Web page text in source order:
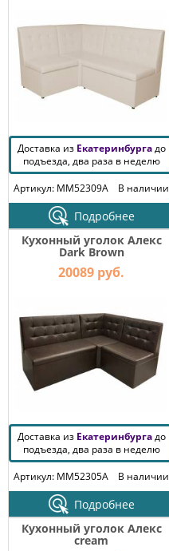
Доставка из Екатеринбургадо
подъезда, два раза в неделю
Артикул: MM52309A
В наличии
Подробнее
Кухонный уголок Алекс
Dark Brown
20089 руб.
Доставка из Екатеринбургадо
подъезда, два раза в неделю
Артикул: MM52305A
В наличии
Подробнее
Кухонный уголок Алекс
cream